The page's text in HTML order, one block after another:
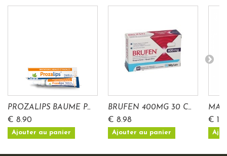
PROZALIPS BAUME P...
€ 8.90
Ajouter au panier
BRUFEN 400MG 30 C...
€ 8.98
Ajouter au panier
€